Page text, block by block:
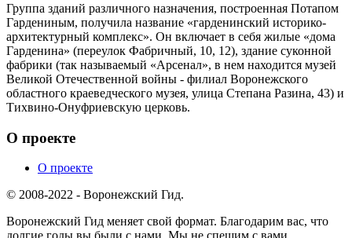
Группа зданий различного назначения, построенная Потапом
Гардениным, получила название «гарденинский историко-
архитектурный комплекс». Он включает в себя жилые «дома
Гарденина» (переулок Фабричный, 10, 12), здание суконной
фабрики (так называемый «Арсенал», в нем находится музей
Великой Отечественной войны - филиал Воронежского
областного краеведческого музея, улица Степана Разина, 43) и
Тихвино-Онуфриевскую церковь.
О проекте
О проекте
© 2008-2022 - Воронежский Гид.
Воронежский Гид меняет свой формат. Благодарим вас, что